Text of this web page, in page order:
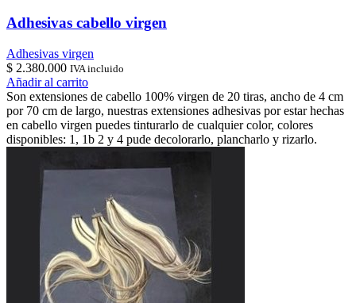
Adhesivas cabello virgen
Adhesivas virgen
$ 2.380.000 IVA incluido
Añadir al carrito
Son extensiones de cabello 100% virgen de 20 tiras, ancho de 4 cm
por 70 cm de largo, nuestras extensiones adhesivas por estar hechas
en cabello virgen puedes tinturarlo de cualquier color, colores
disponibles: 1, 1b 2 y 4 pude decolorarlo, plancharlo y rizarlo.